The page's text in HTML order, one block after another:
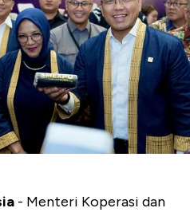
- Menteri Koperasi dan